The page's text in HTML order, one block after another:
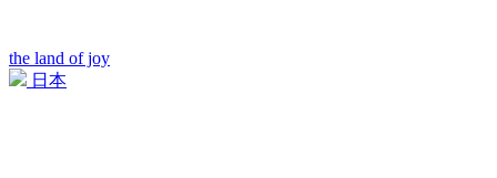
the land of joy
日本